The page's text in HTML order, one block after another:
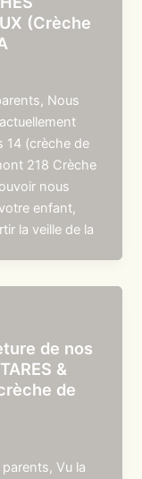
(Crèche
Nous
14 (crèche de
218 Crèche
nous
enfant,
la veille de la
de nos
&
de
Vu la